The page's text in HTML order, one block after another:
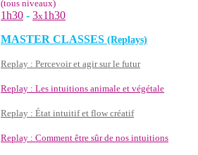
(tous niveaux)
1h30 - 3x1h30
MASTER CLASSES (Replays)
Replay : Percevoir et agir sur le futur
Replay : Les intuitions animale et végétale
Replay : État intuitif et flow créatif
Replay : Comment être sûr de nos intuitions